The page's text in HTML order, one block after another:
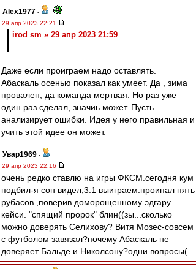
Alex1977 -
29 апр 2023 22:21
irod sm » 29 апр 2023 21:59
Даже если проиграем надо оставлять.
Абаскаль осенью показал как умеет. Да , зима
провален, да команда мертвая. Но раз уже
один раз сделал, значиь может. Пусть
анализирует ошибки. Идея у него правильная и
учить этой идее он может.
Увар1969 -
29 апр 2023 22:16
очень редко ставлю на игры ФКСМ.сегодня кум
подбил-я сон видел,3:1 выиграем.проипал пять
рубасов ,поверив доморощенному эдгару
кейси. "спящий пророк" блин((зы...сколько
можно доверять Селихову? Витя Мозес-совсем
с футболом завязал?почему Абаскаль не
доверяет Бальде и Николсону?одни вопросы(